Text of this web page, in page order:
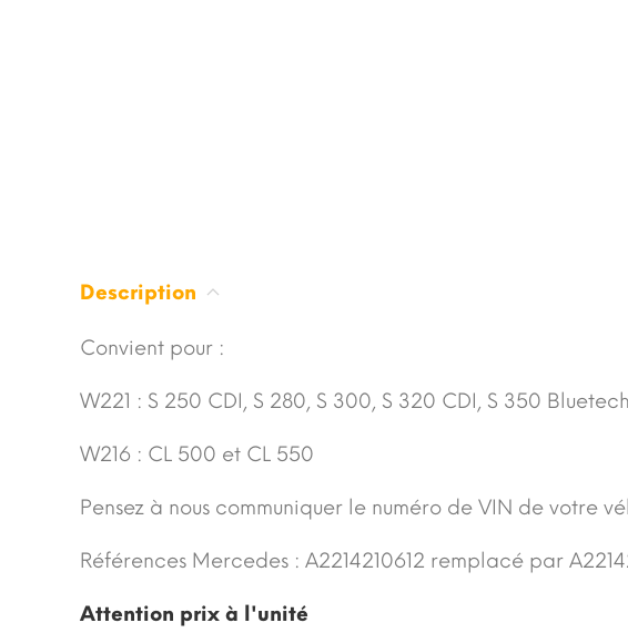
Description
Convient pour :
W221 : S 250 CDI, S 280, S 300, S 320 CDI, S 350
W216 : CL 500 et CL 550
Pensez à nous communiquer le numéro de VIN de votre
Références Mercedes : A2214210612 remplacé par
Attention prix à l'unité